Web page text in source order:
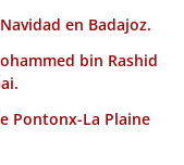
en Badajoz.
bin Rashid
Pontonx-La Plaine